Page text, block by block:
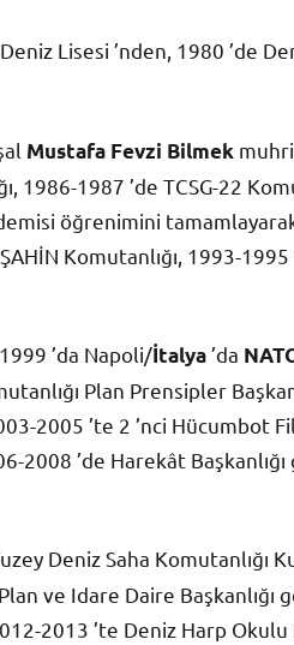
Lisesi ’nden, 1980 ’de
Mustafa Fevzi Bilmek
1986-1987 ’de TCSG-22
öğrenimini
Komutanlığı, 1993-
’da Napoli/İtalya’da
Plan Prensipler
2005 ’te 2 ’nci Hücumbot
2008 ’de Harekât
Deniz Saha Komutanlığı
ve Idare Daire Başkanlığı
2013 ’te Deniz Harp Okulu